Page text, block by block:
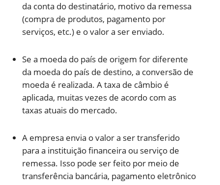
da conta do destinatário, motivo da remessa
(compra de produtos, pagamento por
serviços, etc.) e o valor a ser enviado.
Se a moeda do país de origem for diferente
da moeda do país de destino, a conversão de
moeda é realizada. A taxa de câmbio é
aplicada, muitas vezes de acordo com as
taxas atuais do mercado.
A empresa envia o valor a ser transferido
para a instituição financeira ou serviço de
remessa. Isso pode ser feito por meio de
transferência bancária, pagamento eletrônico